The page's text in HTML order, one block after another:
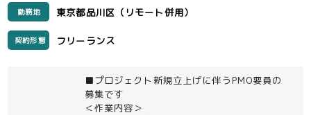
勤務地 東京都品川区（リモート併用）
契約形態 フリーランス
■プロジェクト新規立上げに伴うPMO要員の
募集です
＜作業内容＞